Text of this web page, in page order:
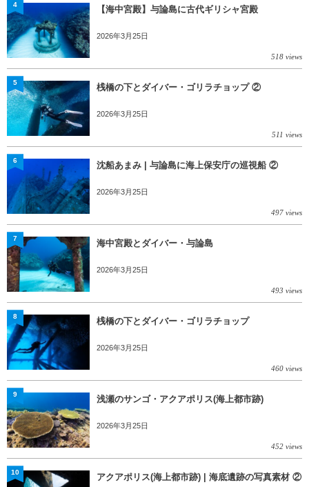
【海中宮殿】与論島に古代ギリシャ宮殿
2026年3月25日
518 views
4
桟橋の下とダイバー・ゴリラチョップ ②
2026年3月25日
511 views
5
沈船あまみ | 与論島に海上保安庁の巡視船 ②
2026年3月25日
497 views
6
海中宮殿とダイバー・与論島
2026年3月25日
493 views
7
桟橋の下とダイバー・ゴリラチョップ
2026年3月25日
460 views
8
浅瀬のサンゴ・アクアポリス(海上都市跡)
2026年3月25日
452 views
9
アクアポリス(海上都市跡) | 海底遺跡の写真素材 ②
10